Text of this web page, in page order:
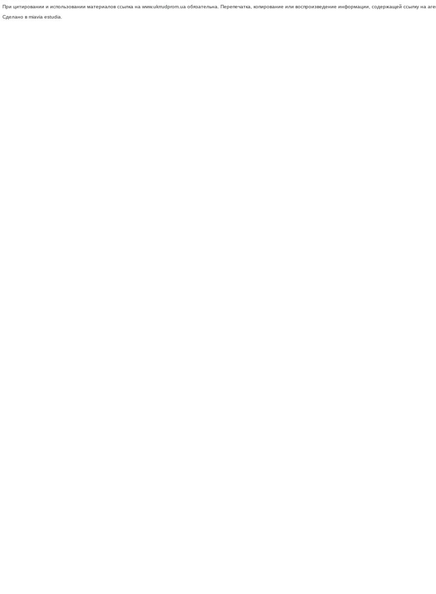
При цитировании и использовании материалов ссылка на www.ukrrudprom.ua обязательна. Перепечатка, копирование или воспроизведение информации, содержащей ссылку на
Сделано в miavia estudia.